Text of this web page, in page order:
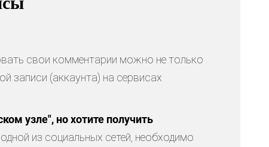
свои комментарии можно не только
записи (аккаунта) на сервисах
узле", но хотите получить
из социальных сетей, необходимо